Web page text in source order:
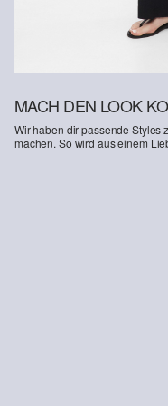
MACH DEN LOOK
Wir haben dir passende Styles
machen. So wird aus einem